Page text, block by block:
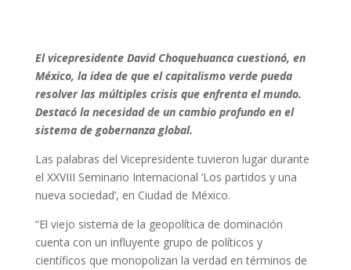
El vicepresidente David Choquehuanca cuestionó, en
México, la idea de que el capitalismo verde pueda
resolver las múltiples crisis que enfrenta el mundo.
Destacó la necesidad de un cambio profundo en el
sistema de gobernanza global.
Las palabras del Vicepresidente tuvieron lugar durante
el XXVIII Seminario Internacional ‘Los partidos y una
nueva sociedad’, en Ciudad de México.
“El viejo sistema de la geopolítica de dominación
cuenta con un influyente grupo de políticos y
científicos que monopolizan la verdad en términos de